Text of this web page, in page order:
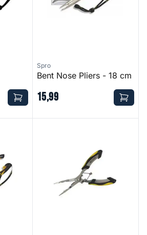
Spro
Bent Nose Pliers - 18 cm
15,99